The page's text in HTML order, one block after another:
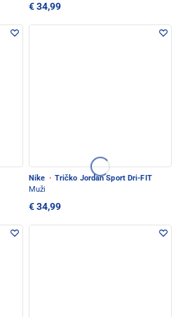
€ 34,99
Nike · Tričko Jordan Sport Dri-FIT
Muži
€ 34,99